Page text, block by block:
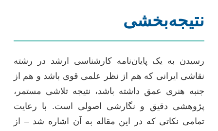
نتیجه‌بخشی
رسیدن به یک پایان‌نامه کارشناسی ارشد در رشته
نقاشی ایرانی که هم از نظر علمی قوی باشد و هم از
جنبه هنری عمق داشته باشد، نتیجه تلاشی مستمر،
پژوهشی دقیق و نگارشی اصولی است. با رعایت
تمامی نکاتی که در این مقاله به آن اشاره شد – از